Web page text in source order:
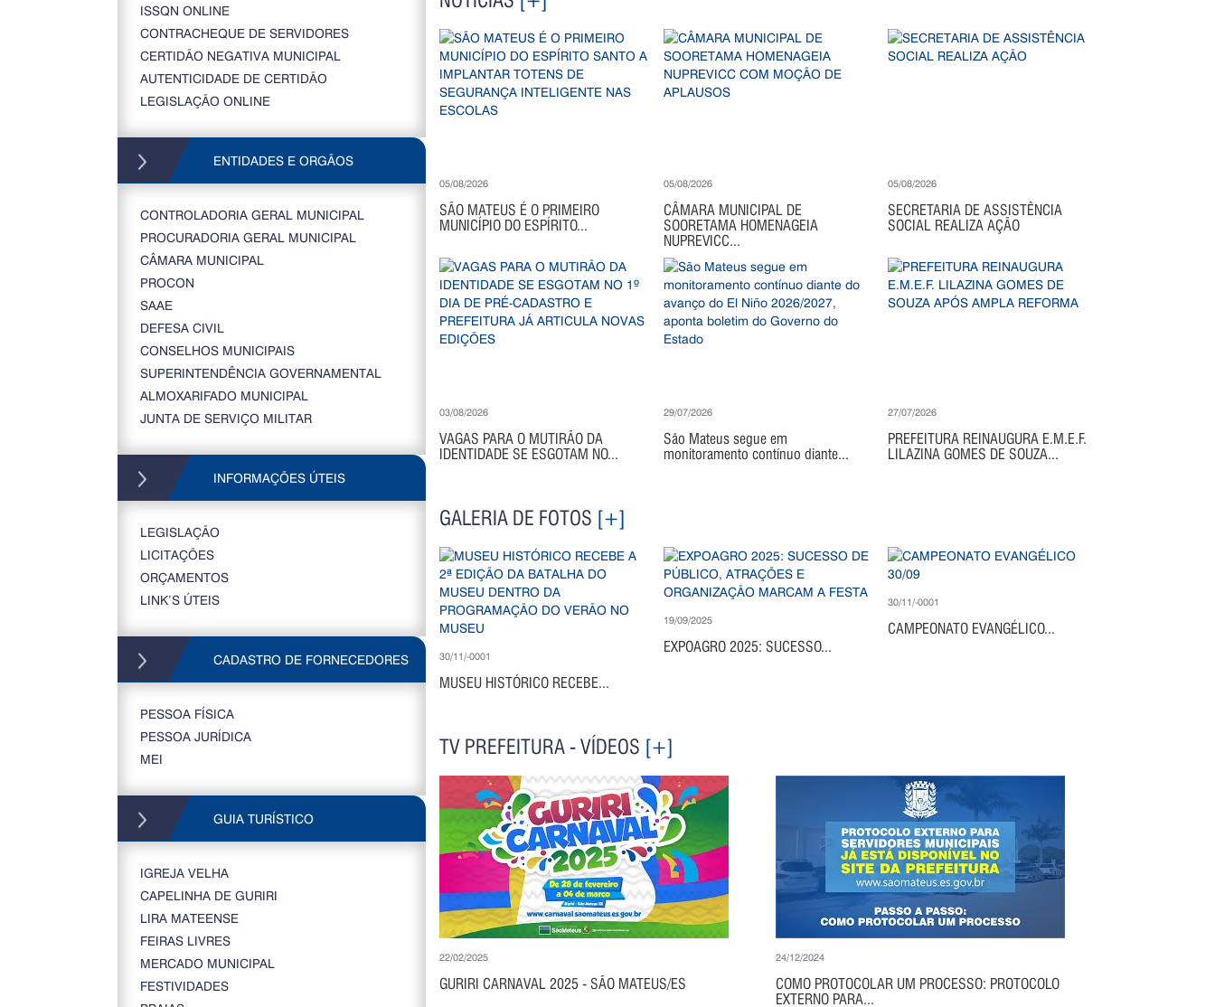
ISSQN ONLINE
CONTRACHEQUE DE SERVIDORES
CERTIDÃO NEGATIVA MUNICIPAL
AUTENTICIDADE DE CERTIDÃO
LEGISLAÇÃO ONLINE
ENTIDADES E ORGÃOS
CONTROLADORIA GERAL MUNICIPAL
PROCURADORIA GERAL MUNICIPAL
CÂMARA MUNICIPAL
PROCON
SAAE
DEFESA CIVIL
CONSELHOS MUNICIPAIS
SUPERINTENDÊNCIA GOVERNAMENTAL
ALMOXARIFADO MUNICIPAL
JUNTA DE SERVIÇO MILITAR
INFORMAÇÕES ÚTEIS
LEGISLAÇÃO
LICITAÇÕES
ORÇAMENTOS
LINK’S ÚTEIS
CADASTRO DE FORNECEDORES
PESSOA FÍSICA
PESSOA JURÍDICA
MEI
GUIA TURÍSTICO
IGREJA VELHA
CAPELINHA DE GURIRI
LIRA MATEENSE
FEIRAS LIVRES
MERCADO MUNICIPAL
FESTIVIDADES
05/08/2026
SÃO MATEUS É O PRIMEIRO
MUNICÍPIO DO ESPÍRITO...
05/08/2026
CÂMARA MUNICIPAL DE
SOORETAMA HOMENAGEIA
NUPREVICC...
05/08/2026
SECRETARIA DE ASSISTÊNCIA
SOCIAL REALIZA AÇÃO
03/08/2026
VAGAS PARA O MUTIRÃO DA
IDENTIDADE SE ESGOTAM NO...
29/07/2026
São Mateus segue em
monitoramento contínuo diante...
27/07/2026
PREFEITURA REINAUGURA E.M.E.F.
LILAZINA GOMES DE SOUZA...
GALERIA DE FOTOS [+]
30/11/-0001
MUSEU HISTÓRICO RECEBE...
19/09/2025
EXPOAGRO 2025: SUCESSO...
30/11/-0001
CAMPEONATO EVANGÉLICO...
TV PREFEITURA - VÍDEOS [+]
22/02/2025
GURIRI CARNAVAL 2025 - SÃO MATEUS/ES
24/12/2024
COMO PROTOCOLAR UM PROCESSO: PROTOCOLO
EXTERNO PARA...